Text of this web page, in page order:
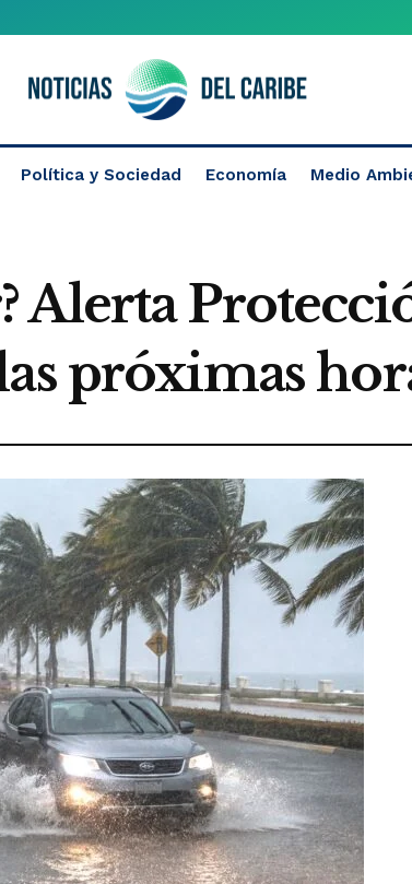
Política y Sociedad Economía Medio
Alerta
próximas